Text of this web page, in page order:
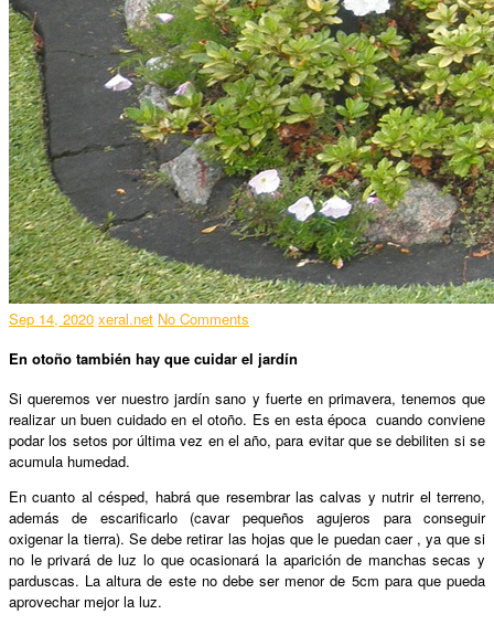
Sep 14, 2020 xeral.net No Comments
En otoño también hay que cuidar el jardín
Si queremos ver nuestro jardín sano y fuerte en primavera, tenemos que
realizar un buen cuidado en el otoño. Es en esta época cuando conviene
podar los setos por última vez en el año, para evitar que se debiliten si se
acumula humedad.
En cuanto al césped, habrá que resembrar las calvas y nutrir el terreno,
además de escarificarlo (cavar pequeños agujeros para conseguir
oxigenar la tierra). Se debe retirar las hojas que le puedan caer , ya que si
no le privará de luz lo que ocasionará la aparición de manchas secas y
parduscas. La altura de este no debe ser menor de 5cm para que pueda
aprovechar mejor la luz.